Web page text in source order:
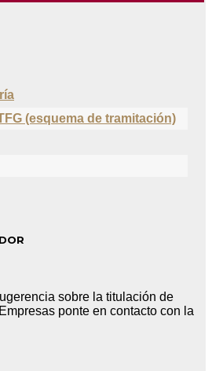
(esquema de tramitación)
sobre la titulación de
ponte en contacto con la